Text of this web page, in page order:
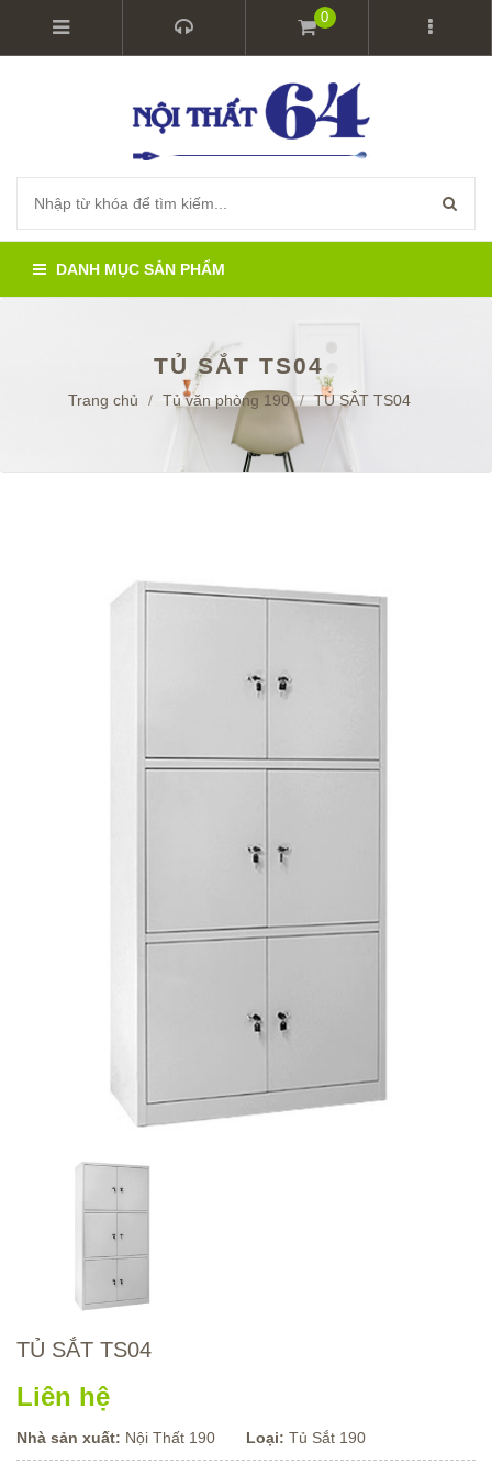
0
DANH MỤC SẢN PHẨM
TỦ SẮT TS04
Trang chủ / Tủ văn phòng 190 / TỦ SẮT TS04
TỦ SẮT TS04
Liên hệ
Nhà sản xuất: Nội Thất 190 Loại: Tủ Sắt 190